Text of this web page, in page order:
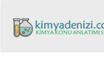
İçeriğe